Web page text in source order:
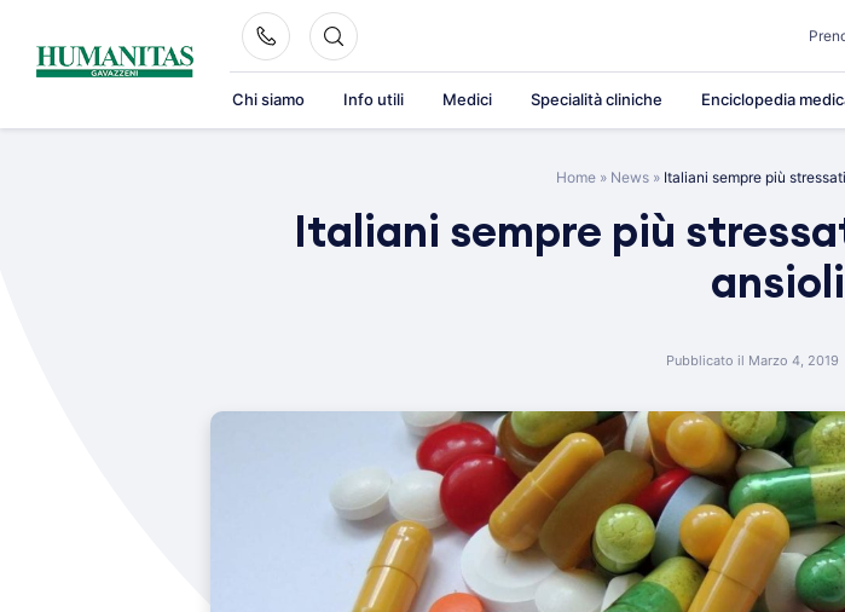
content
Chi siamo Info utili Medici Specialità cliniche Enciclopedia
Home » News » Italiani sempre più
Italiani sempre più
Pubblicato il Marzo 4, 2019